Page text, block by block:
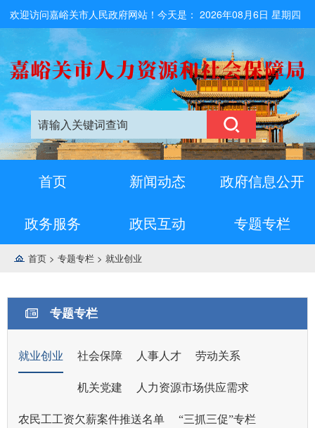
欢迎访问嘉峪关市人民政府网站！今天是：2026年08月6日 星期四
首页 新闻动态 政府信息公开
政务服务 政民互动 专题专栏
首页 > 专题专栏 > 就业创业
专题专栏
就业创业 社会保障 人事人才 劳动关系
机关党建 人力资源市场供应需求
农民工工资欠薪案件推送名单 “三抓三促”专栏